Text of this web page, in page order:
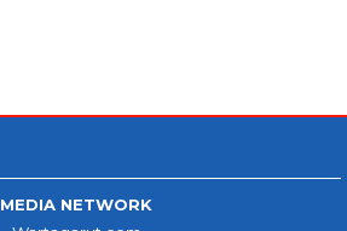
MEDIA NETWORK